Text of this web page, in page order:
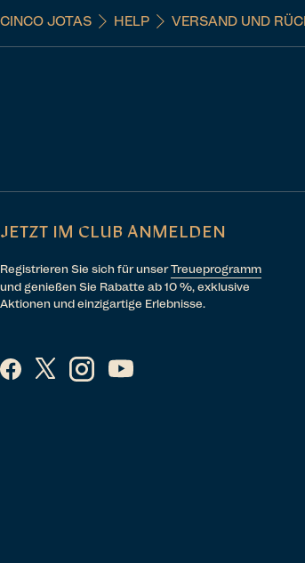
CINCO JOTAS HELP VERSAND UND
JETZT IM CLUB ANMELDEN
Registrieren Sie sich für unserTreueprogramm
und genießen Sie Rabatte ab 10 %, exklusive
Aktionen und einzigartige Erlebnisse.